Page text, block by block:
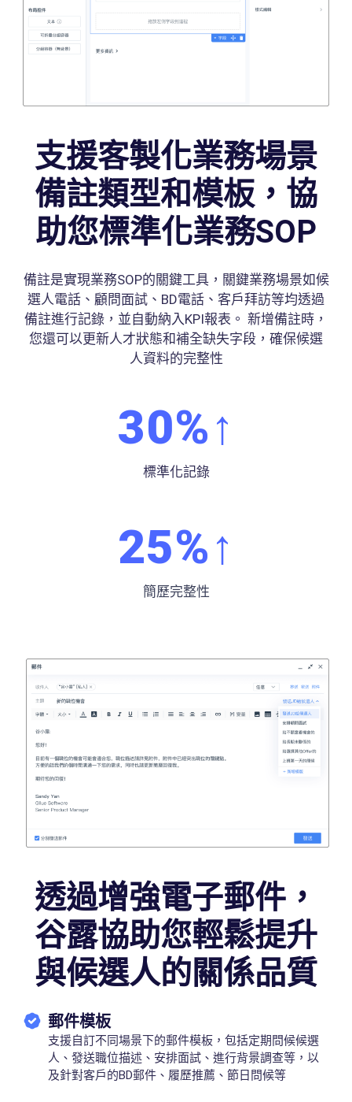
支援客製化業務場景
備註類型和模板，協
助您標準化業務SOP
備註是實現業務SOP的關鍵工具，關鍵業務場景如候
選人電話、顧問面試、BD電話、客戶拜訪等均透過
備註進行記錄，並自動納入KPI報表。 新增備註時，
您還可以更新人才狀態和補全缺失字段，確保候選
人資料的完整性
30%↑
標準化記錄
25%↑
簡歷完整性
透過增強電子郵件，
谷露協助您輕鬆提升
與候選人的關係品質
郵件模板
支援自訂不同場景下的郵件模板，包括定期問候候選
人、發送職位描述、安排面試、進行背景調查等，以
及針對客戶的BD郵件、履歷推薦、節日問候等